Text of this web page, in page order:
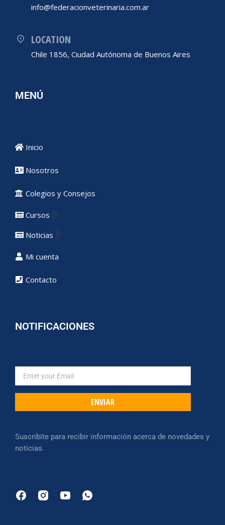
info@federacionveterinaria.com.ar
LOCATION
Chile 1856, Ciudad Autónoma de Buenos Aires
MENÚ
Inicio
Nosotros
Colegios y Consejos
Cursos
Noticias
Mi cuenta
Contacto
NOTIFICACIONES
ENVIAR
Suscribite para recibir información acerca de novedades y
noticias.